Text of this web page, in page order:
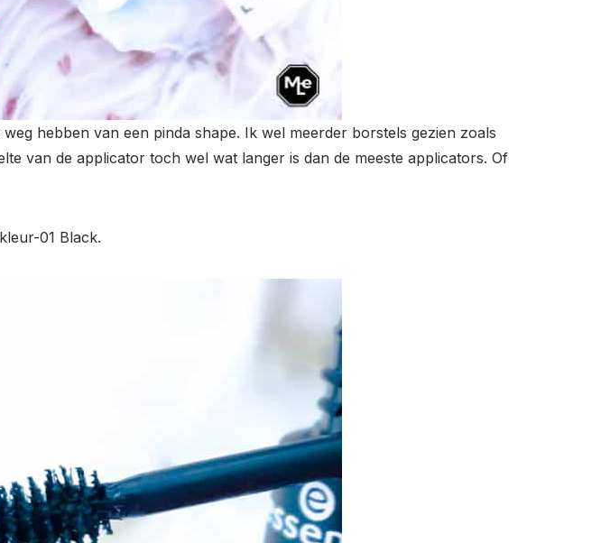
hebben van een pinda shape. Ik wel meerder borstels gezien zoals
van de applicator toch wel wat langer is dan de meeste applicators. Of
01 Black.